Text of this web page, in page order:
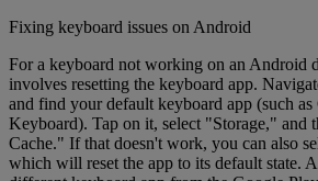
Fixing keyboard issues on Android
For a keyboard not working on an Android
involves resetting the keyboard app.
and find your default keyboard app (such as
Keyboard). Tap on it, select "Storage," and
Cache." If that doesn't work, you can also
which will reset the app to its default state.